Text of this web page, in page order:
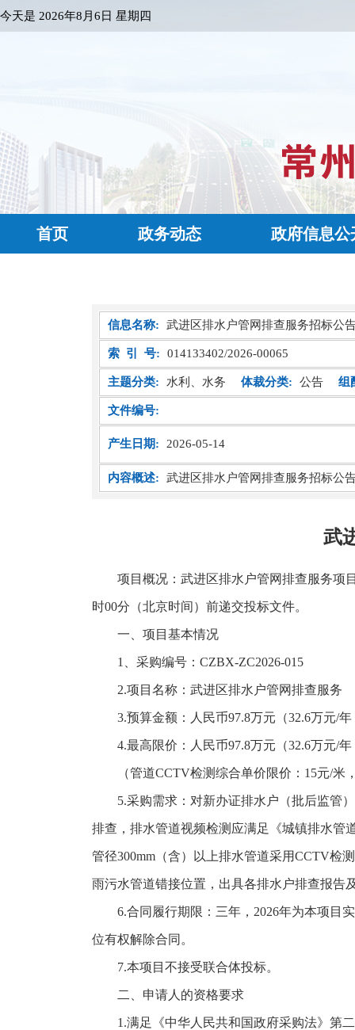
今天是 2026年8月6日 星期四
首页 政务动态 政府信息公
信息名称: 武进区排水户管网排查服务招标公
索 引 号: 014133402/2026-00065
主题分类: 水利、水务 体裁分类: 公告 组
文件编号:
产生日期: 2026-05-14
内容概述: 武进区排水户管网排查服务招标公
武
项目概况：武进区排水户管网排查服务项
时00分（北京时间）前递交投标文件。
一、项目基本情况
1、采购编号：CZBX-ZC2026-015
2.项目名称：武进区排水户管网排查服务
3.预算金额：人民币97.8万元（32.6万元/
4.最高限价：人民币97.8万元（32.6万元/
（管道CCTV检测综合单价限价：15元/
5.采购需求：对新办证排水户（批后监管
排查，排水管道视频检测应满足《城镇排水管
管径300mm（含）以上排水管道采用CCTV检
雨污水管道错接位置，出具各排水户排查报告
6.合同履行期限：三年，2026年为本项目
位有权解除合同。
7.本项目不接受联合体投标。
二、申请人的资格要求
1.满足《中华人民共和国政府采购法》第